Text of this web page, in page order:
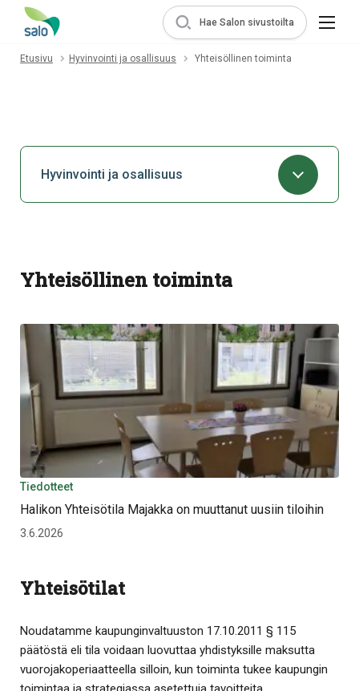
Hae Salon sivustoilta
Etusivu Hyvinvointi ja osallisuus Yhteisöllinen toiminta
Hyvinvointi ja osallisuus
Yhteisöllinen toiminta
Tiedotteet
Halikon Yhteisötila Majakka on muuttanut uusiin tiloihin
3.6.2026
Yhteisötilat
Noudatamme kaupunginvaltuuston 17.10.2011 § 115
päätöstä eli tila voidaan luovuttaa yhdistyksille maksutta
vuorojakoperiaatteella silloin, kun toiminta tukee kaupungin